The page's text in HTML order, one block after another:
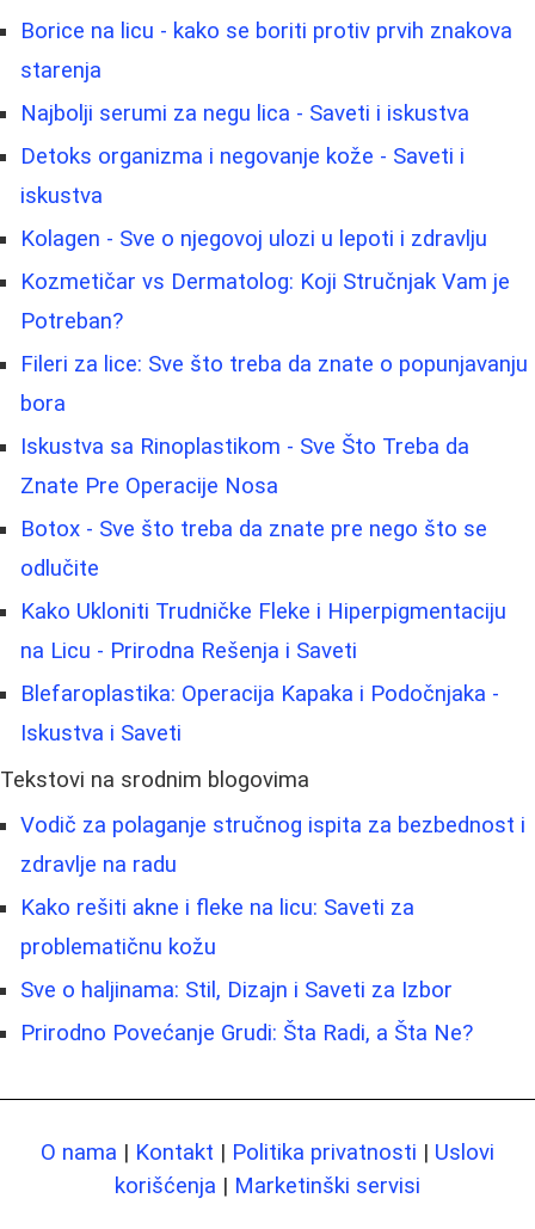
Borice na licu - kako se boriti protiv prvih znakova
starenja
Najbolji serumi za negu lica - Saveti i iskustva
Detoks organizma i negovanje kože - Saveti i
iskustva
Kolagen - Sve o njegovoj ulozi u lepoti i zdravlju
Kozmetičar vs Dermatolog: Koji Stručnjak Vam je
Potreban?
Fileri za lice: Sve što treba da znate o popunjavanju
bora
Iskustva sa Rinoplastikom - Sve Što Treba da
Znate Pre Operacije Nosa
Botox - Sve što treba da znate pre nego što se
odlučite
Kako Ukloniti Trudničke Fleke i Hiperpigmentaciju
na Licu - Prirodna Rešenja i Saveti
Blefaroplastika: Operacija Kapaka i Podočnjaka -
Iskustva i Saveti
Tekstovi na srodnim blogovima
Vodič za polaganje stručnog ispita za bezbednost i
zdravlje na radu
Kako rešiti akne i fleke na licu: Saveti za
problematičnu kožu
Sve o haljinama: Stil, Dizajn i Saveti za Izbor
Prirodno Povećanje Grudi: Šta Radi, a Šta Ne?
O nama | Kontakt | Politika privatnosti | Uslovi
korišćenja | Marketinški servisi